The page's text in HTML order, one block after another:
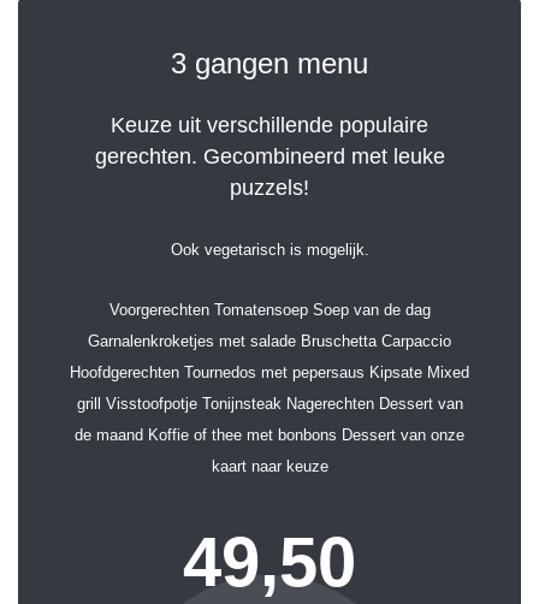
3 gangen menu
Keuze uit verschillende populaire
gerechten. Gecombineerd met leuke
puzzels!
Ook vegetarisch is mogelijk.
Voorgerechten Tomatensoep Soep van de dag
Garnalenkroketjes met salade Bruschetta Carpaccio
Hoofdgerechten Tournedos met pepersaus Kipsate Mixed
grill Visstoofpotje Tonijnsteak Nagerechten Dessert van
de maand Koffie of thee met bonbons Dessert van onze
kaart naar keuze
49,50